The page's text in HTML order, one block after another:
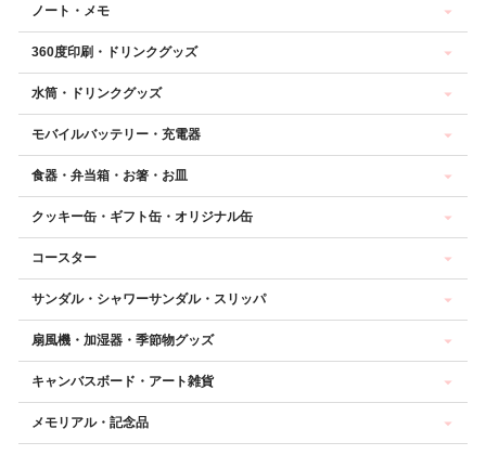
ノート・メモ
360度印刷・ドリンクグッズ
水筒・ドリンクグッズ
モバイルバッテリー・充電器
食器・弁当箱・お箸・お皿
クッキー缶・ギフト缶・オリジナル缶
コースター
サンダル・シャワーサンダル・スリッパ
扇風機・加湿器・季節物グッズ
キャンバスボード・アート雑貨
メモリアル・記念品